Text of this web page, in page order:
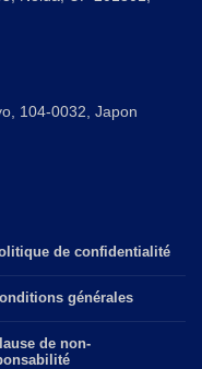
104-0032, Japon
de confidentialité
générales
de non-